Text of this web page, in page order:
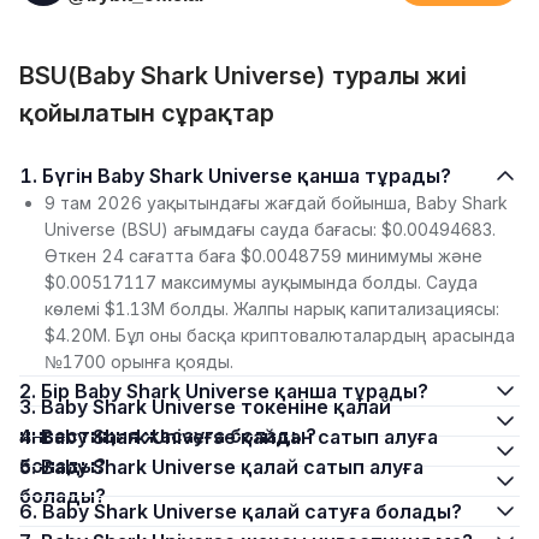
BSU(Baby Shark Universe) туралы жиі
қойылатын сұрақтар
1. Бүгін Baby Shark Universe қанша тұрады?
9 там 2026 уақытындағы жағдай бойынша, Baby Shark
Universe (BSU) ағымдағы сауда бағасы: $0.00494683.
Өткен 24 сағатта баға $0.0048759 минимумы және
$0.00517117 максимумы ауқымында болды. Сауда
көлемі $1.13M болды. Жалпы нарық капитализациясы:
$4.20M. Бұл оны басқа криптовалюталардың арасында
№1700 орынға қояды.
2. Бір Baby Shark Universe қанша тұрады?
3. Baby Shark Universe токеніне қалай
инвестиция жасауға болады?
4. Baby Shark Universe қайдан сатып алуға
болады?
5. Baby Shark Universe қалай сатып алуға
болады?
6. Baby Shark Universe қалай сатуға болады?